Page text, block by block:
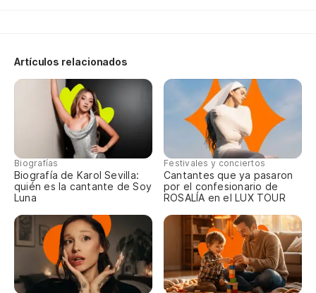
Artículos relacionados
Biografías
Biografía de Karol Sevilla:
quién es la cantante de Soy
Luna
Festivales y conciertos
Cantantes que ya pasaron
por el confesionario de
ROSALÍA en el LUX TOUR